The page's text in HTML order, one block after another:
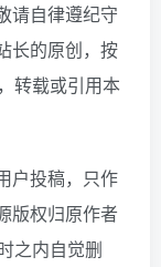
请自律遵纪守
长的原创，按
转载或引用本
户投稿，只作
版权归原作者
之内自觉删